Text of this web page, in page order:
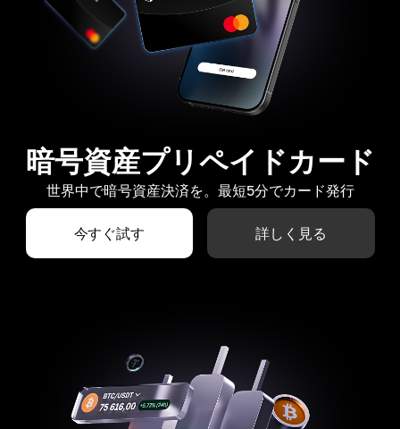
暗号資産プリペイドカード
世界中で暗号資産決済を。最短5分でカード発行
今すぐ試す 詳しく見る